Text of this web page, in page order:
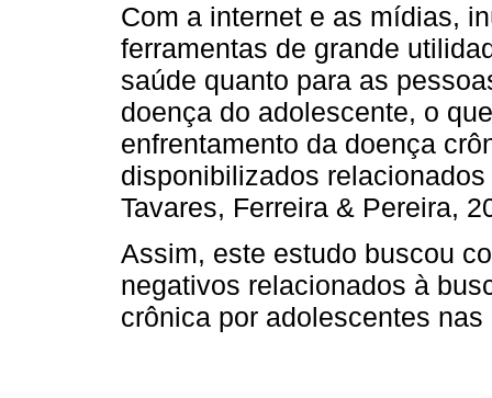
Com a internet e as mídias,
ferramentas de grande
saúde quanto para as
doença do adolescente, o
enfrentamento da doença
disponibilizados
Tavares, Ferreira & Pereira,
Assim, este estudo buscou
negativos relacionados à
crônica por adolescentes